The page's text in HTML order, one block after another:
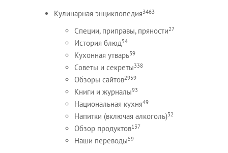
Кулинарная энциклопедия3463
Специи, приправы, пряности27
История блюд54
Кухонная утварь39
Советы и секреты338
Обзоры сайтов2959
Книги и журналы93
Национальная кухня49
Напитки (включая алкоголь)32
Обзор продуктов137
Наши переводы59